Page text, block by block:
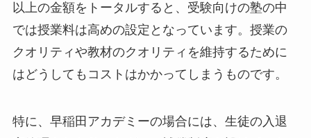
以上の金額をトータルすると、受験向けの塾の中
では授業料は高めの設定となっています。授業の
クオリティや教材のクオリティを維持するために
はどうしてもコストはかかってしまうものです。
特に、早稲田アカデミーの場合には、生徒の入退